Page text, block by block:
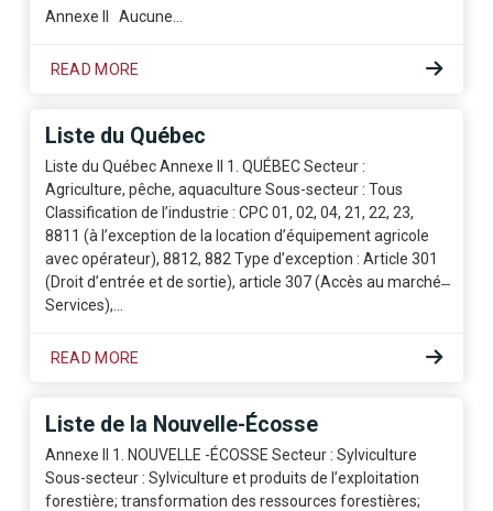
Annexe II Aucune…
READ MORE
Liste du Québec
Liste du Québec Annexe II 1. QUÉBEC Secteur :
Agriculture, pêche, aquaculture Sous-secteur : Tous
Classification de l’industrie : CPC 01, 02, 04, 21, 22, 23,
8811 (à l’exception de la location d’équipement agricole
avec opérateur), 8812, 882 Type d’exception : Article 301
(Droit d’entrée et de sortie), article 307 (Accès au marché ̶
Services),…
READ MORE
Liste de la Nouvelle-Écosse
Annexe II 1. NOUVELLE -ÉCOSSE Secteur : Sylviculture
Sous-secteur : Sylviculture et produits de l’exploitation
forestière; transformation des ressources forestières;